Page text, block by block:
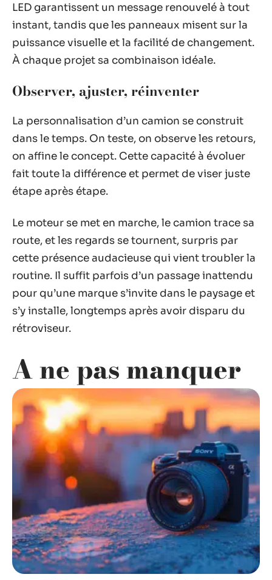
LED garantissent un message renouvelé à tout
instant, tandis que les panneaux misent sur la
puissance visuelle et la facilité de changement.
À chaque projet sa combinaison idéale.
Observer, ajuster, réinventer
La personnalisation d’un camion se construit
dans le temps. On teste, on observe les retours,
on affine le concept. Cette capacité à évoluer
fait toute la différence et permet de viser juste
étape après étape.
Le moteur se met en marche, le camion trace sa
route, et les regards se tournent, surpris par
cette présence audacieuse qui vient troubler la
routine. Il suffit parfois d’un passage inattendu
pour qu’une marque s’invite dans le paysage et
s’y installe, longtemps après avoir disparu du
rétroviseur.
A ne pas manquer